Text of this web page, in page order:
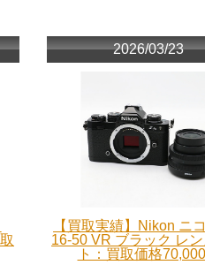
2026/03/23
【買取実績】Nikon ニ
16-50 VR ブラック レ
ト：買取価格